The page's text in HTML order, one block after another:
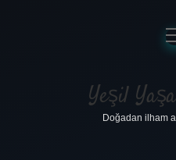
Gizlilik
Yeşil
Doğadan ilham